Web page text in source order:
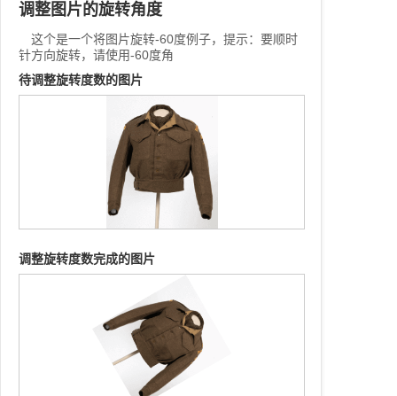
调整图片的旋转角度
这个是一个将图片旋转-60度例子，提示：要顺时
针方向旋转，请使用-60度角
待调整旋转度数的图片
调整旋转度数完成的图片